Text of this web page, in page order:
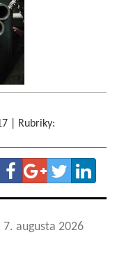
Rubriky:
7. augusta 2026